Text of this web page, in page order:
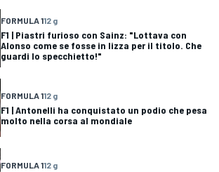
FORMULA 112 g
F1 | Piastri furioso con Sainz: "Lottava con
Alonso come se fosse in lizza per il titolo. Che
guardi lo specchietto!"
FORMULA 112 g
F1 | Antonelli ha conquistato un podio che pesa
molto nella corsa al mondiale
FORMULA 112 g